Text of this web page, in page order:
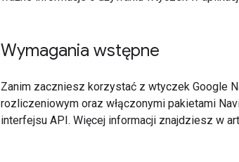
Wymagania wstępne
Zanim zaczniesz korzystać z wtyczek Google
rozliczeniowym oraz włączonymi pakietami
interfejsu API. Więcej informacji znajdziesz w